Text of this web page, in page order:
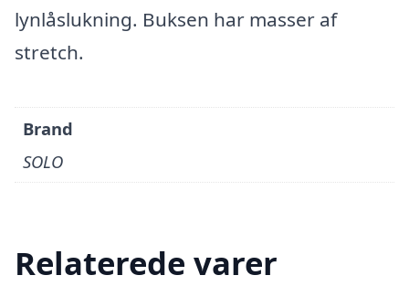
lynlåslukning. Buksen har masser af
stretch.
Brand
SOLO
Relaterede varer